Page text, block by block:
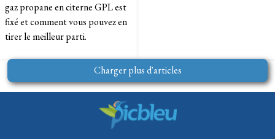
gaz propane en citerne GPL est
fixé et comment vous pouvez en
tirer le meilleur parti.
Charger plus d'articles